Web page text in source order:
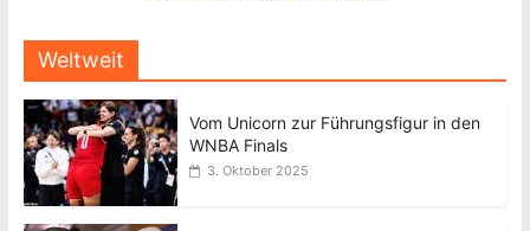
Weltweit
Vom Unicorn zur Führungsfigur in den
WNBA Finals
3. Oktober 2025